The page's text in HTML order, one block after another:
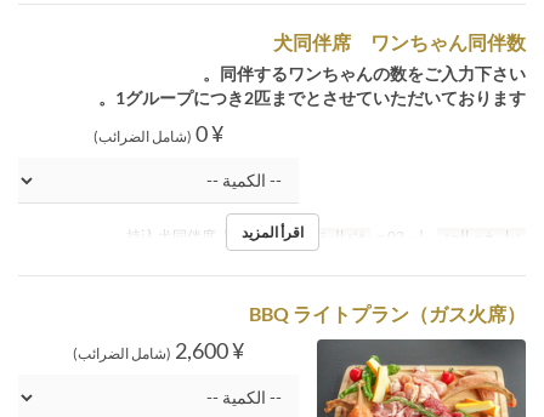
犬同伴席 ワンちゃん同伴数
同伴するワンちゃんの数をご入力下さい。
1グループにつき2匹までとさせていただいております。
¥ 0 (شامل الضرائب)
تواريخ صالحة فئة المقعد 【7/2開始】持込 犬同伴席
اقرأ المزيد
BBQ ライトプラン（ガス火席）
¥ 2,600 (شامل الضرائب)